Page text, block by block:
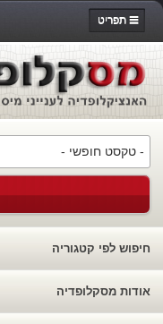
תפריט
חיפוש לפי קטגוריה
אודות מסקלופדיה